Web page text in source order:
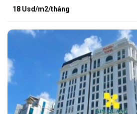
18 Usd/m2/tháng